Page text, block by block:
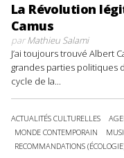
La Révolution
Camus
parMathieu Salami
J’ai toujours trouvé Albert
grandes parties politiques
cycle de la...
ACTUALITÉS CULTURELLES
MONDE CONTEMPORAIN
RECOMMANDATIONS